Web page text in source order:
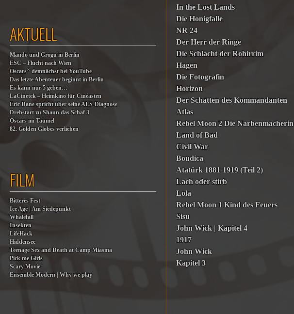
AKTUELL
Mando und Grogu in Berlin
ESC – Flucht nach Wien
Oscars® demnächst bei YouTube
Das letzte Abenteuer beginnt in Berlin
Es kann nur 5 geben…
LaCinetek – Heimkino für Cinéasten
Eric Dane spricht über seine ALS-Diagnose
Drehstart zu Shaun das Schaf 3
Oscars im Taumel
82. Golden Globes verliehen
FILM
Bitteres Fest
Ice Age | Am Siedepunkt
Whalefall
Insekten
LifeHack
Hiddensee
Teenage Sex and Death at Camp Miasma
Pick me Girls
Scary Movie
Ensemble Modern | Why we play
In the Lost Lands
Die Honigfalle
NR 24
Der Herr der Ringe
Die Schlacht der Rohirrim
Hagen
Die Fotografin
Horizon
Der Schatten des Kommandanten
Atlas
Rebel Moon 2 Die Narbenmacherin
Land of Bad
Civil War
Boudica
Atatürk 1881-1919 (Teil 2)
Lach oder stirb
Lola
Rebel Moon 1 Kind des Feuers
Sisu
John Wick | Kapitel 4
1917
John Wick
Kapitel 3